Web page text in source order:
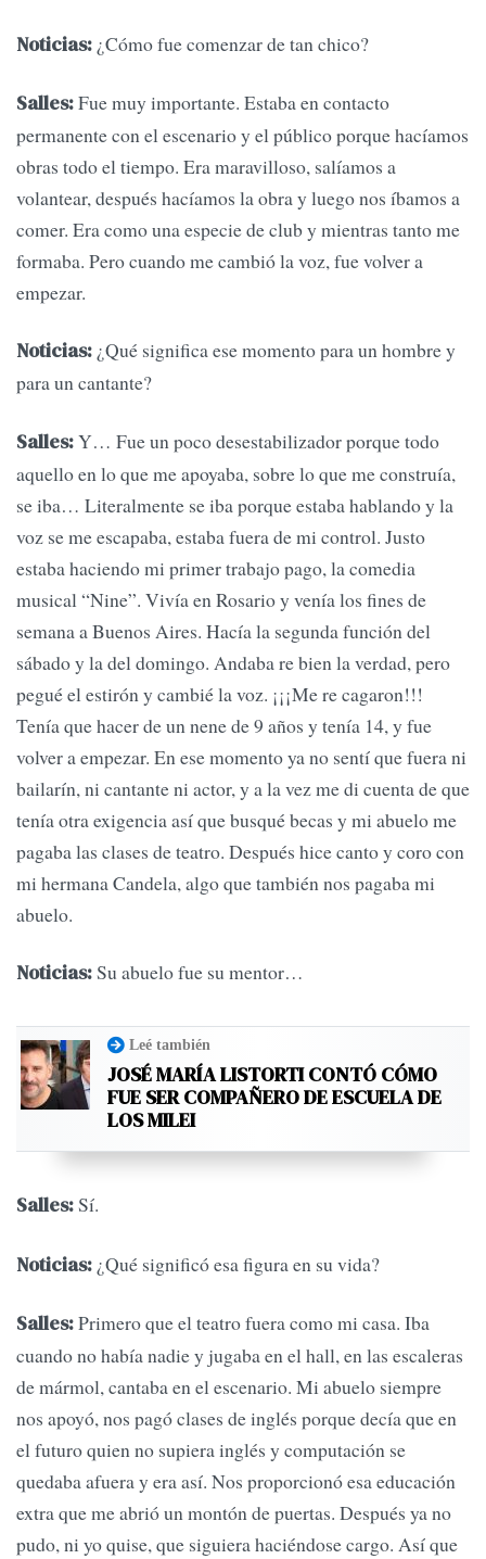
Noticias: ¿Cómo fue comenzar de tan chico?
Salles:Fue muy importante. Estaba en contacto
permanente con el escenario y el público porque hacíamos
obras todo el tiempo. Era maravilloso, salíamos a
volantear, después hacíamos la obra y luego nos íbamos a
comer. Era como una especie de club y mientras tanto me
formaba. Pero cuando me cambió la voz, fue volver a
empezar.
Noticias: ¿Qué significa ese momento para un hombre y
para un cantante?
Salles:Y… Fue un poco desestabilizador porque todo
aquello en lo que me apoyaba, sobre lo que me construía,
se iba… Literalmente se iba porque estaba hablando y la
voz se me escapaba, estaba fuera de mi control. Justo
estaba haciendo mi primer trabajo pago, la comedia
musical “Nine”. Vivía en Rosario y venía los fines de
semana a Buenos Aires. Hacía la segunda función del
sábado y la del domingo. Andaba re bien la verdad, pero
pegué el estirón y cambié la voz. ¡¡¡Me re cagaron!!!
Tenía que hacer de un nene de 9 años y tenía 14, y fue
volver a empezar. En ese momento ya no sentí que fuera ni
bailarín, ni cantante ni actor, y a la vez me di cuenta de que
tenía otra exigencia así que busqué becas y mi abuelo me
pagaba las clases de teatro. Después hice canto y coro con
mi hermana Candela, algo que también nos pagaba mi
abuelo.
Noticias:Su abuelo fue su mentor…
Leé también
JOSÉ MARÍA LISTORTI CONTÓ CÓMO
FUE SER COMPAÑERO DE ESCUELA DE
LOS MILEI
Salles:Sí.
Noticias: ¿Qué significó esa figura en su vida?
Salles:Primero que el teatro fuera como mi casa. Iba
cuando no había nadie y jugaba en el hall, en las escaleras
de mármol, cantaba en el escenario. Mi abuelo siempre
nos apoyó, nos pagó clases de inglés porque decía que en
el futuro quien no supiera inglés y computación se
quedaba afuera y era así. Nos proporcionó esa educación
extra que me abrió un montón de puertas. Después ya no
pudo, ni yo quise, que siguiera haciéndose cargo. Así que